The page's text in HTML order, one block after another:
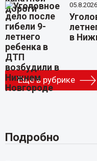
в
Еще в рубрике
Подробно